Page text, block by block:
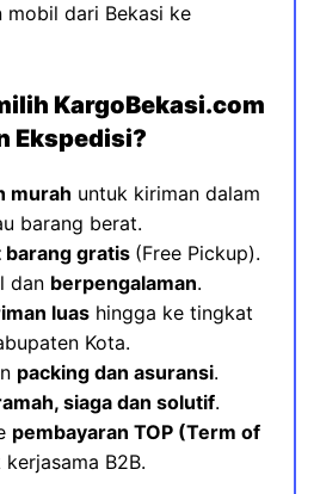
mobil dari Bekasi ke
KargoBekasi.com
Ekspedisi?
murah untuk kiriman dalam
barang berat.
barang gratis (Free Pickup).
dan berpengalaman.
luas hingga ke tingkat
Kota.
packing dan asuransi.
siaga dan solutif.
pembayaran TOP (Term of
kerjasama B2B.